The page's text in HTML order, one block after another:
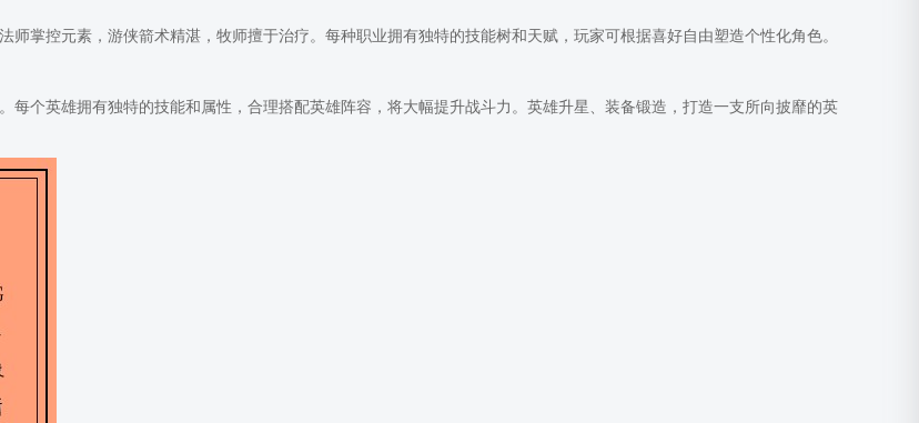
掌控元素，游侠箭术精湛，牧师擅于治疗。每种职业拥有独特的技能树和天赋，玩家可根据喜好自由塑造个性化角色。
个英雄拥有独特的技能和属性，合理搭配英雄阵容，将大幅提升战斗力。英雄升星、装备锻造，打造一支所向披靡的英